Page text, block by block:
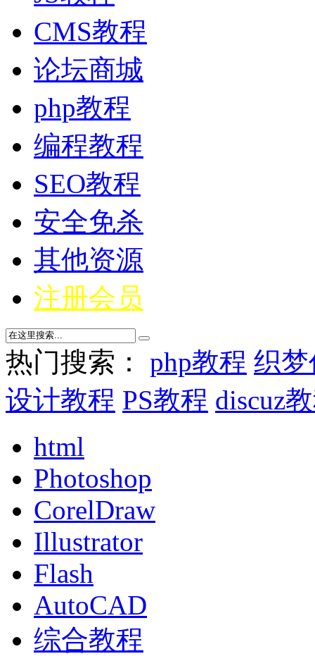
CMS教程
论坛商城
php教程
编程教程
SEO教程
安全免杀
其他资源
注册会员
热门搜索： php教程 织
设计教程 PS教程 discuz
html
Photoshop
CorelDraw
Illustrator
Flash
AutoCAD
综合教程